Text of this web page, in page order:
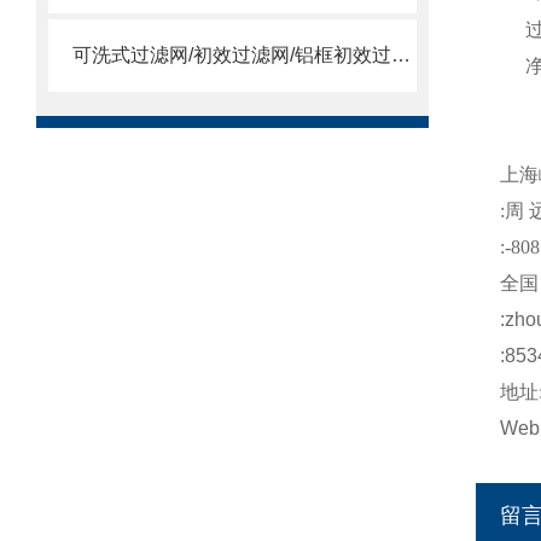
可洗式过滤网/初效过滤网/铝框初效过滤网
上海
:周
:-808
全
:
地址
Web
留